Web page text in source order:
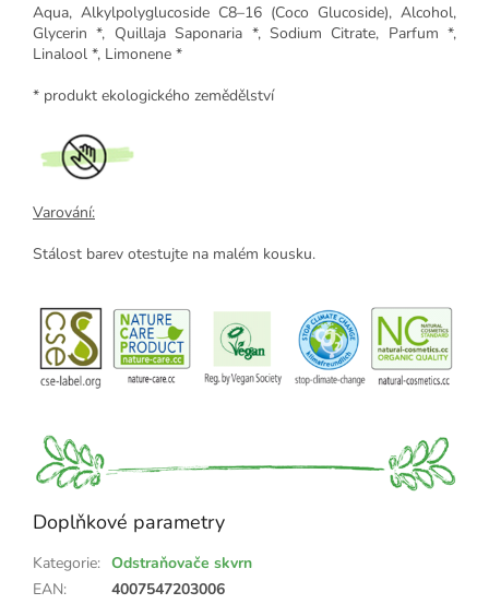
Aqua, Alkylpolyglucoside C8–16 (Coco Glucoside), Alcohol,
Glycerin *, Quillaja Saponaria *, Sodium Citrate, Parfum *,
Linalool *, Limonene *
* produkt ekologického zemědělství
Varování:
Stálost barev otestujte na malém kousku.
Doplňkové parametry
Kategorie: Odstraňovače skvrn
EAN: 4007547203006